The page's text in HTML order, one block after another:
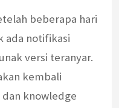
beberapa hari
ada notifikasi
versi teranyar.
kembali
dan knowledge